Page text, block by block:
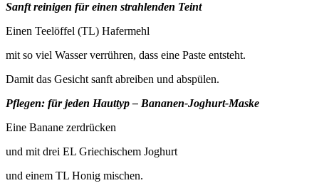
Sanft reinigen für einen strahlenden Teint
Einen Teelöffel (TL) Hafermehl
mit so viel Wasser verrühren, dass eine Paste entsteht.
Damit das Gesicht sanft abreiben und abspülen.
Pflegen: für jeden Hauttyp – Bananen-Joghurt-Maske
Eine Banane zerdrücken
und mit drei EL Griechischem Joghurt
und einem TL Honig mischen.